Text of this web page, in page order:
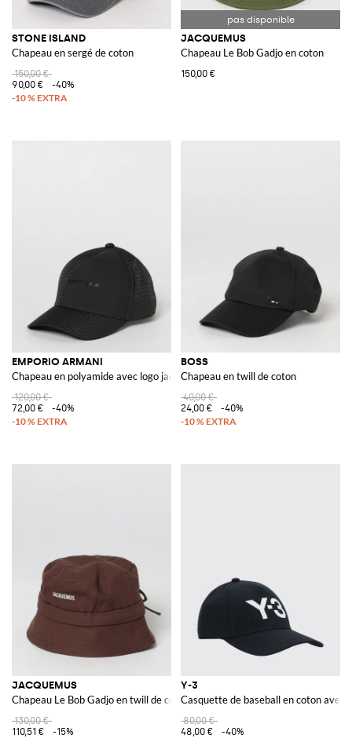
STONE ISLAND
Chapeau en sergé de coton
150,00 €
90,00 €
-40%
JACQUEMUS
Chapeau Le Bob Gadjo en coton
150,00 €
EMPORIO ARMANI
Chapeau en polyamide avec logo jacquard
120,00 €
72,00 €
-40%
BOSS
Chapeau en twill de coton
40,00 €
24,00 €
-40%
JACQUEMUS
Chapeau Le Bob Gadjo en twill de coton
130,00 €
110,51 €
-15%
Y-3
Casquette de baseball en coton avec
80,00 €
48,00 €
-40%